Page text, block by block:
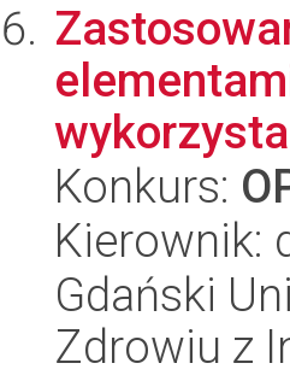
Konkurs:
Kierownik:
Gdański
Zdrowiu z